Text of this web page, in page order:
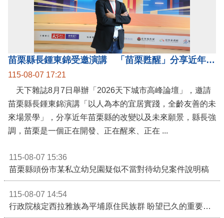
苗栗縣長鍾東錦受邀演講 「苗栗甦醒」分享近年轉變
115-08-07 17:21
天下雜誌8月7日舉辦「2026天下城市高峰論壇」，邀請
苗栗縣長鍾東錦演講「以人為本的宜居實踐，全齡友善的未
來場景學」，分享近年苗栗縣的改變以及未來願景，縣長強
調，苗栗是一個正在開發、正在醒來、正在 ...
115-08-07 15:36
苗栗縣頭份市某私立幼兒園疑似不當對待幼兒案件說明稿
115-08-07 14:54
行政院核定西拉雅族為平埔原住民族群 盼望已久的重要時刻到來！8月13日起受理民族成員名冊登記